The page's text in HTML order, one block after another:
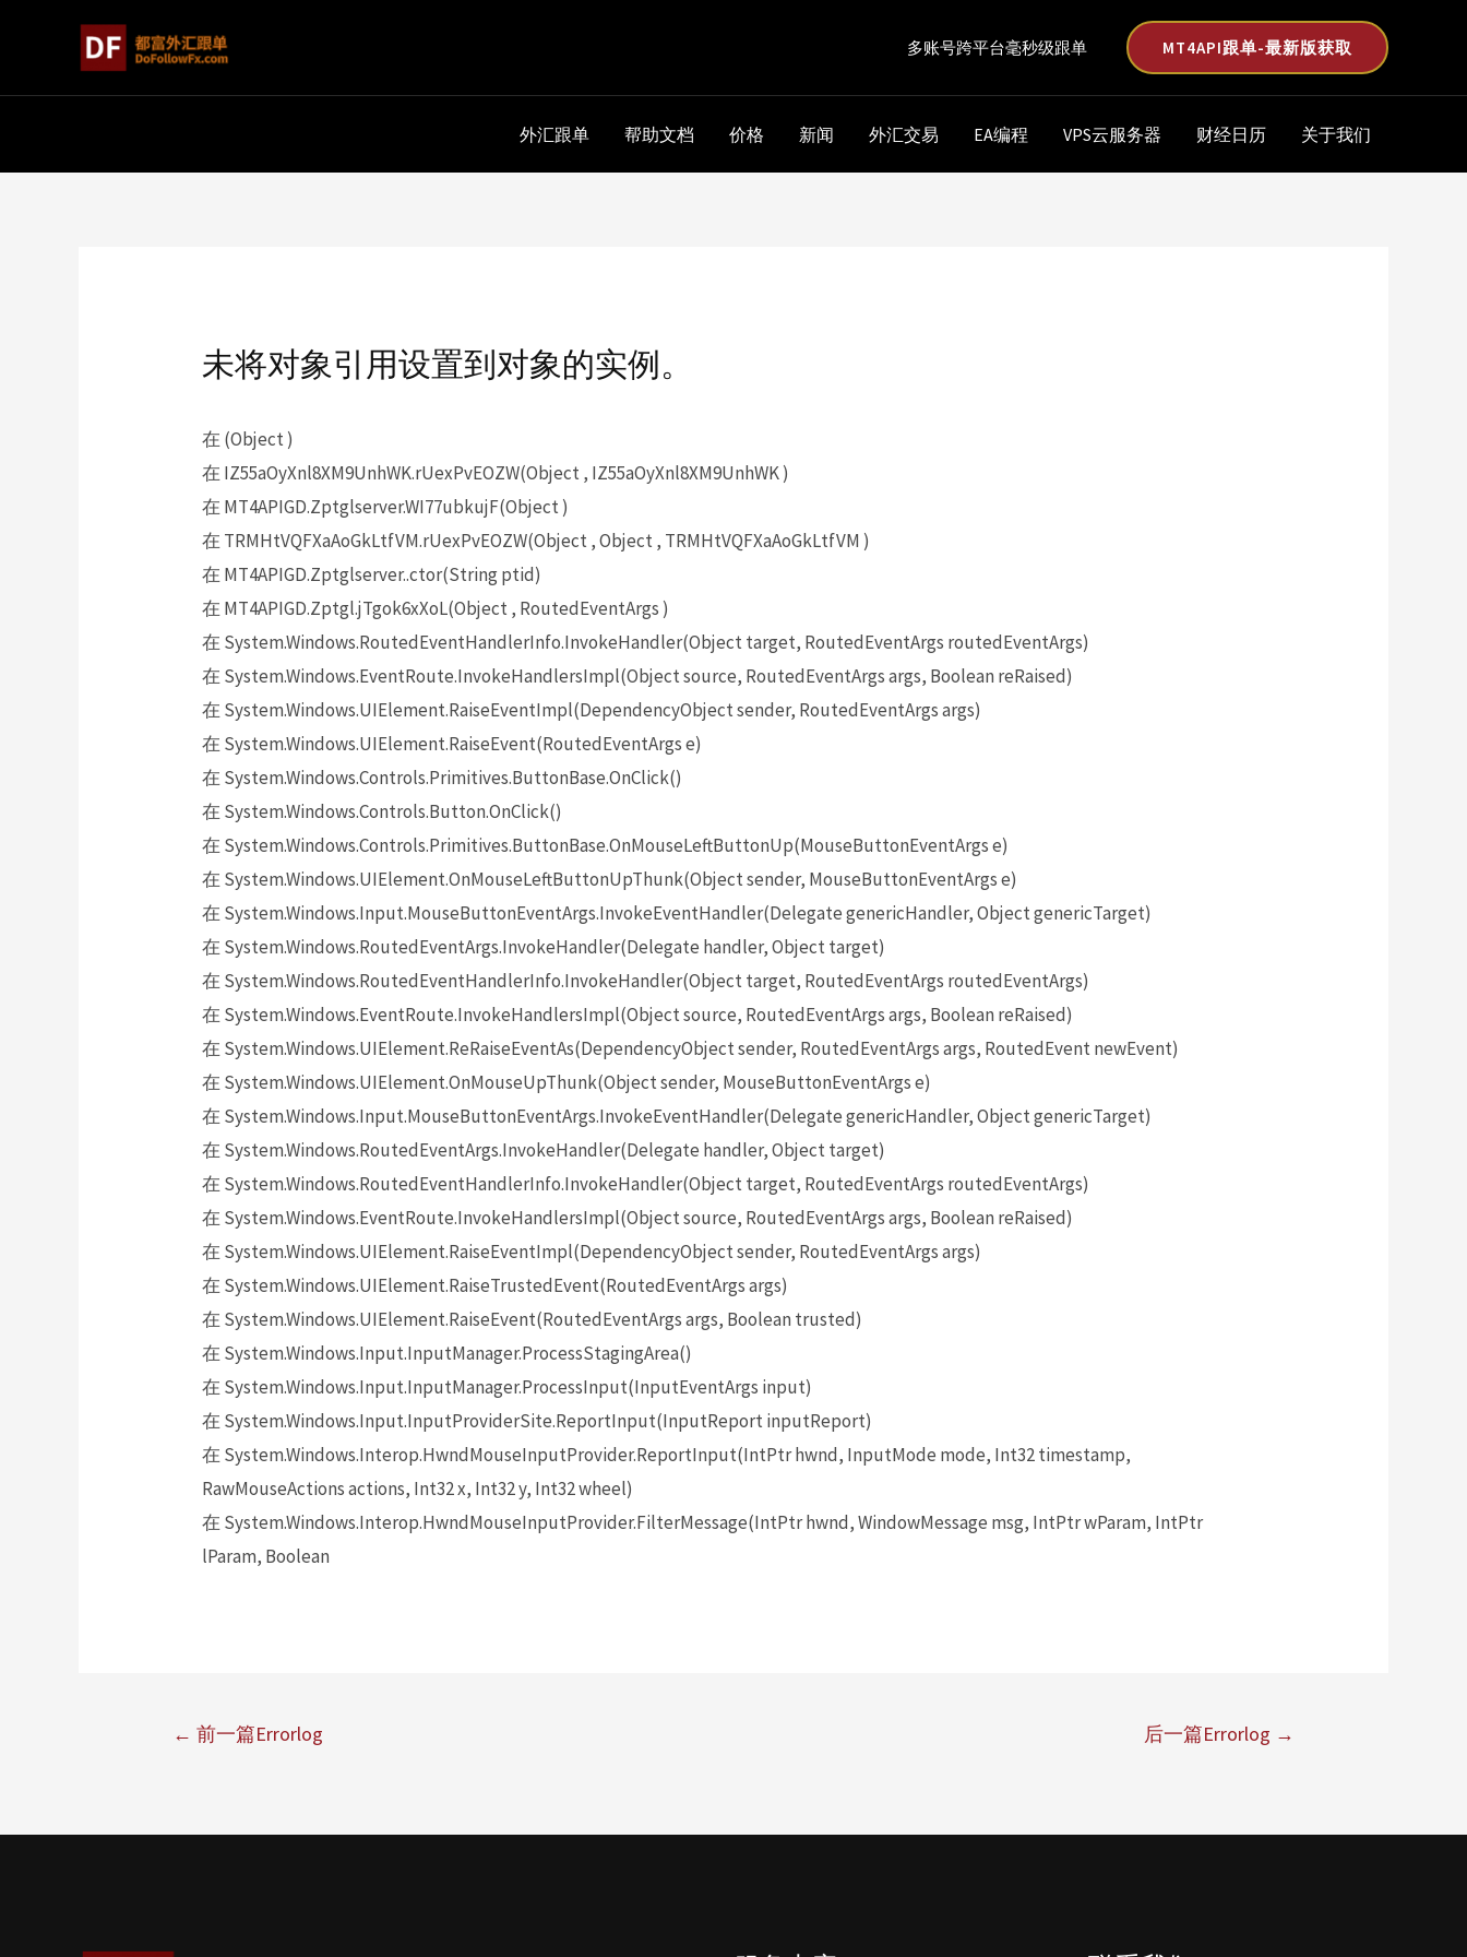
多账号跨平台毫秒级跟单 MT4API跟单-最新版获取
外汇跟单 帮助文档 价格 新闻 外汇交易 EA编程 VPS云服务器 财经日历 关于我们
未将对象引用设置到对象的实例。
在 (Object )
在 IZ55aOyXnl8XM9UnhWK.rUexPvEOZW(Object , IZ55aOyXnl8XM9UnhWK )
在 MT4APIGD.Zptglserver.WI77ubkujF(Object )
在 TRMHtVQFXaAoGkLtfVM.rUexPvEOZW(Object , Object , TRMHtVQFXaAoGkLtfVM )
在 MT4APIGD.Zptglserver..ctor(String ptid)
在 MT4APIGD.Zptgl.jTgok6xXoL(Object , RoutedEventArgs )
在 System.Windows.RoutedEventHandlerInfo.InvokeHandler(Object target, RoutedEventArgs routedEventArgs)
在 System.Windows.EventRoute.InvokeHandlersImpl(Object source, RoutedEventArgs args, Boolean reRaised)
在 System.Windows.UIElement.RaiseEventImpl(DependencyObject sender, RoutedEventArgs args)
在 System.Windows.UIElement.RaiseEvent(RoutedEventArgs e)
在 System.Windows.Controls.Primitives.ButtonBase.OnClick()
在 System.Windows.Controls.Button.OnClick()
在 System.Windows.Controls.Primitives.ButtonBase.OnMouseLeftButtonUp(MouseButtonEventArgs e)
在 System.Windows.UIElement.OnMouseLeftButtonUpThunk(Object sender, MouseButtonEventArgs e)
在 System.Windows.Input.MouseButtonEventArgs.InvokeEventHandler(Delegate genericHandler, Object genericTarget)
在 System.Windows.RoutedEventArgs.InvokeHandler(Delegate handler, Object target)
在 System.Windows.RoutedEventHandlerInfo.InvokeHandler(Object target, RoutedEventArgs routedEventArgs)
在 System.Windows.EventRoute.InvokeHandlersImpl(Object source, RoutedEventArgs args, Boolean reRaised)
在 System.Windows.UIElement.ReRaiseEventAs(DependencyObject sender, RoutedEventArgs args, RoutedEvent newEvent)
在 System.Windows.UIElement.OnMouseUpThunk(Object sender, MouseButtonEventArgs e)
在 System.Windows.Input.MouseButtonEventArgs.InvokeEventHandler(Delegate genericHandler, Object genericTarget)
在 System.Windows.RoutedEventArgs.InvokeHandler(Delegate handler, Object target)
在 System.Windows.RoutedEventHandlerInfo.InvokeHandler(Object target, RoutedEventArgs routedEventArgs)
在 System.Windows.EventRoute.InvokeHandlersImpl(Object source, RoutedEventArgs args, Boolean reRaised)
在 System.Windows.UIElement.RaiseEventImpl(DependencyObject sender, RoutedEventArgs args)
在 System.Windows.UIElement.RaiseTrustedEvent(RoutedEventArgs args)
在 System.Windows.UIElement.RaiseEvent(RoutedEventArgs args, Boolean trusted)
在 System.Windows.Input.InputManager.ProcessStagingArea()
在 System.Windows.Input.InputManager.ProcessInput(InputEventArgs input)
在 System.Windows.Input.InputProviderSite.ReportInput(InputReport inputReport)
在 System.Windows.Interop.HwndMouseInputProvider.ReportInput(IntPtr hwnd, InputMode mode, Int32 timestamp,
RawMouseActions actions, Int32 x, Int32 y, Int32 wheel)
在 System.Windows.Interop.HwndMouseInputProvider.FilterMessage(IntPtr hwnd, WindowMessage msg, IntPtr wParam, IntPtr
lParam, Boolean
← 前一篇Errorlog 后一篇Errorlog →